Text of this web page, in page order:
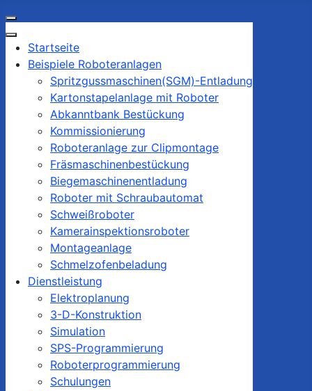
Startseite
Beispiele Roboteranlagen
Spritzgussmaschinen(SGM)-Entladung
Kartonstapelanlage mit Roboter
Abkanntbank Bestückung
Kommissionierung
Roboteranlage zur Clipmontage
Fräsmaschinenbestückung
Biegemaschinenentladung
Roboter mit Schraubautomat
Schweißroboter
Kamerainspektionsroboter
Montageanlage
Schmelzofenbeladung
Dienstleistung
Elektroplanung
3-D-Konstruktion
Simulation
SPS-Programmierung
Roboterprogrammierung
Schulungen